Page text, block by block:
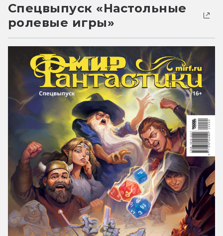
Спецвыпуск «Настольные
ролевые игры»